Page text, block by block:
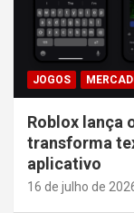
JOGOS
Roblox lança
transforma
aplicativo
16 de julho de